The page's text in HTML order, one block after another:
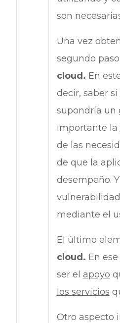
son
Una vez
segundo
cloud. En
decir, saber
supondría un
importante la
de las
de que la
desempeño.
mediante el
El último
cloud. En
ser el apoyo
los servicios
Otro aspecto